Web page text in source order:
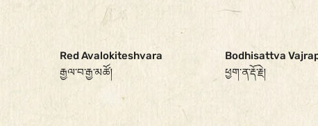
Red Avalokiteshvara
རྒྱལ་བ་རྒྱ་མཚོ།
Bodhisattva
ཕྱག་ན་རྡོ་རྗེ།